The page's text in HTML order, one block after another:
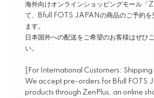
海外向けオンラインショッピングモール「
て、Bfull FOTS JAPANの商品のご予約を
ます。
日本国外への配送をご希望のお客様はぜひ
い。
[For International Customers: Shipping
We accept pre-orders for Bfull FOTS
products through ZenPlus, an online